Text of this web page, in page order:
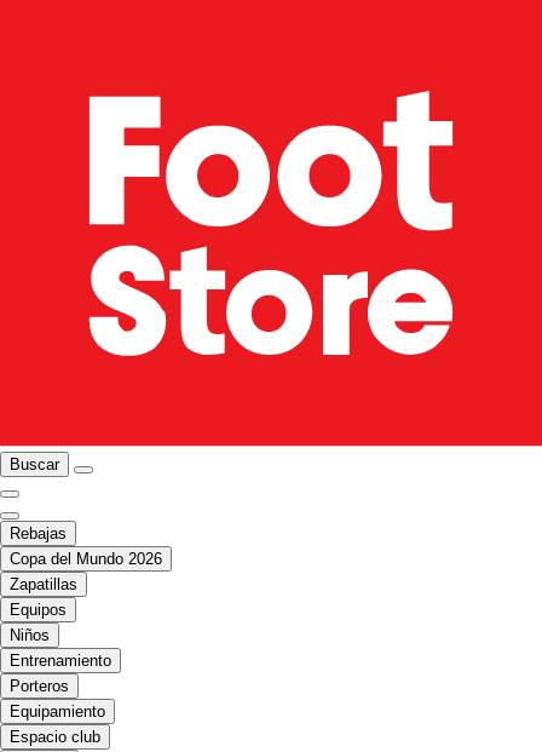
Buscar
Rebajas
Copa del Mundo 2026
Zapatillas
Equipos
Niños
Entrenamiento
Porteros
Equipamiento
Espacio club